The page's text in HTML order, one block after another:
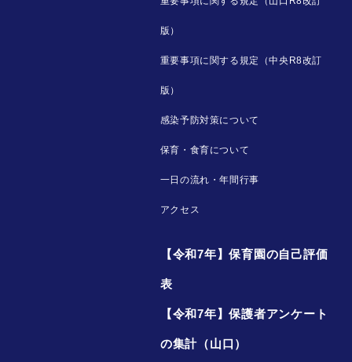
版）
重要事項に関する規定（中央R8改訂
版）
感染予防対策について
保育・食育について
一日の流れ・年間行事
アクセス
【令和7年】保育園の自己評価
表
【令和7年】保護者アンケート
の集計（山口）